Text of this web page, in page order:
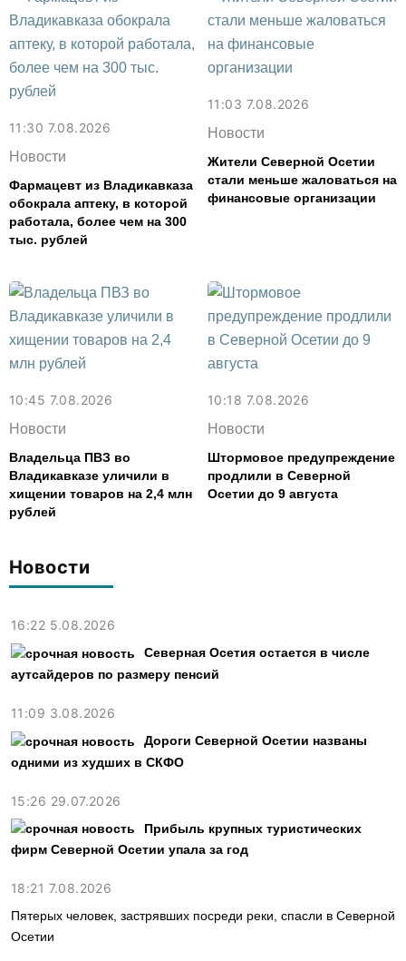
Новости
16:22 5.08.2026
Северная Осетия остается в числе
аутсайдеров по размеру пенсий
11:09 3.08.2026
Дороги Северной Осетии названы
одними из худших в СКФО
15:26 29.07.2026
Прибыль крупных туристических
фирм Северной Осетии упала за год
18:21 7.08.2026
Пятерых человек, застрявших посреди реки, спасли в Северной
Осетии
11:30 7.08.2026
Новости
Фармацевт из Владикавказа
обокрала аптеку, в которой
работала, более чем на 300
тыс. рублей
11:03 7.08.2026
Новости
Жители Северной Осетии
стали меньше жаловаться на
финансовые организации
10:45 7.08.2026
Новости
Владельца ПВЗ во
Владикавказе уличили в
хищении товаров на 2,4 млн
рублей
10:18 7.08.2026
Новости
Штормовое предупреждение
продлили в Северной
Осетии до 9 августа